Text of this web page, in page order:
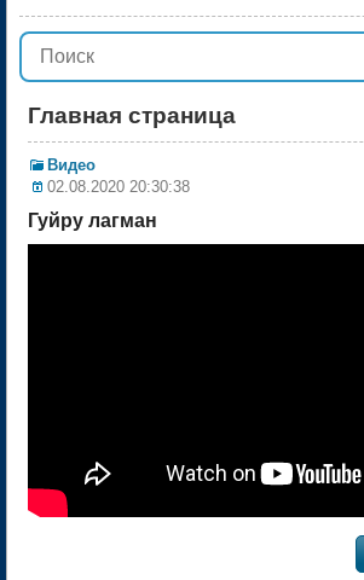
Главная страница
Видео
02.08.2020 20:30:38
Гуйру лагман